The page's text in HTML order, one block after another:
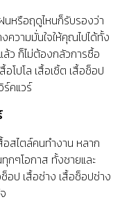
นหรือฤดูไหนก็รับรองว่า
ความมั่นใจให้คุณไปได้ทั้ง
ว ก็ไม่ต้องกลัวการซื้อ
โปโล เสื้อเชิ้ต เสื้อช็อป
ร์คแวร์
อสไตล์คนทำงาน หลาก
กๆโอกาส ทั้งชายและ
ช็อป เสื้อช่าง เสื้อช็อปช่าง